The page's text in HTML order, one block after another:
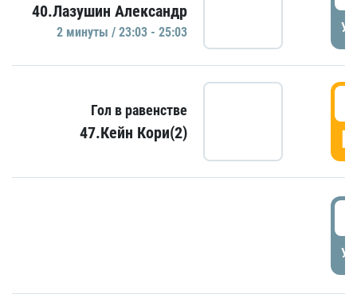
40.Лазушин Александр
2 минуты / 23:03 - 25:03
Гол в равенстве
47.Кейн Кори(2)